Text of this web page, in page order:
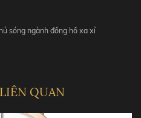
sóng ngành đồng hồ xa xỉ
QUAN